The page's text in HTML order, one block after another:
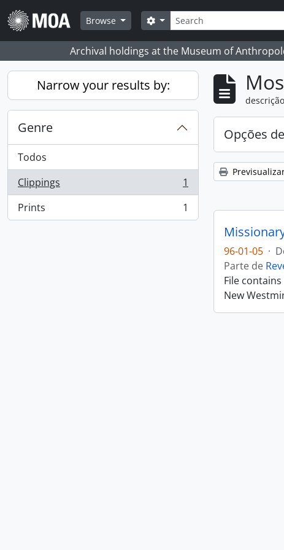
Skip to main content
Browse
Pesquisar
Search options
Archival holdings at the Museum of
Narrow your results by:
Genre
Todos
Clippings
, 1 resultados
1
Prints
, 1 resultados 1
Opções
96-01-05 ·
Parte de
File
New